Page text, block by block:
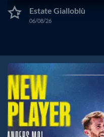
Estate Gialloblù
06/08/26